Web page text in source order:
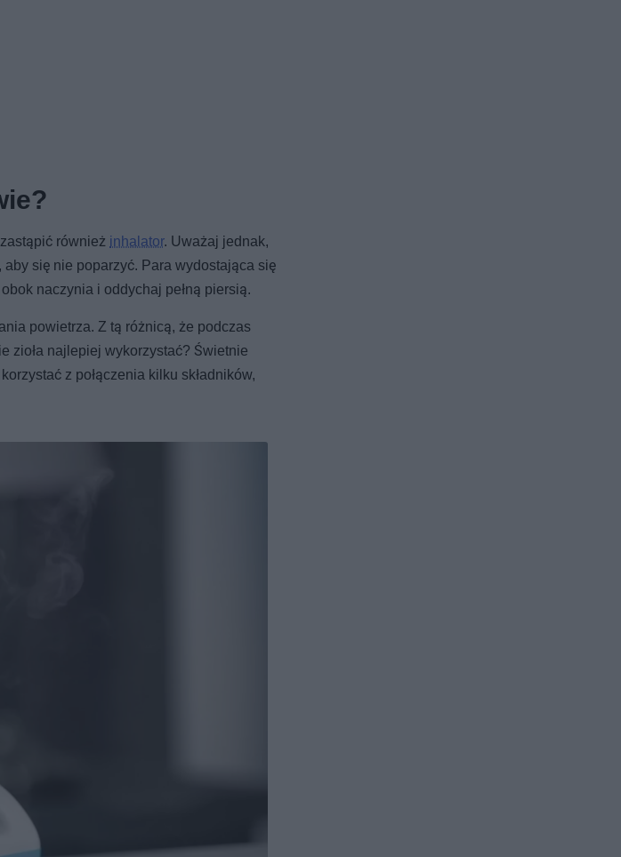
również inhalator. Uważaj jednak,
się nie poparzyć. Para wydostająca się
naczynia i oddychaj pełną piersią.
powietrza. Z tą różnicą, że podczas
zioła najlepiej wykorzystać? Świetnie
z połączenia kilku składników,